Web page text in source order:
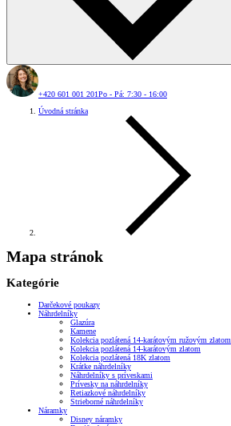
+420 601 001 201Po - Pá: 7:30 - 16:00
Úvodná stránka
Mapa stránok
Kategórie
Darčekové poukazy
Náhrdelníky
Glazúra
Kamene
Kolekcia pozlátená 14-karátovým ružovým zlatom
Kolekcia pozlátená 14-karátovým zlatom
Kolekcia pozlátená 18K zlatom
Krátke náhrdelníky
Náhrdelníky s príveskami
Prívesky na náhrdelníky
Retiazkové náhrdelníky
Strieborné náhrdelníky
Náramky
Disney náramky